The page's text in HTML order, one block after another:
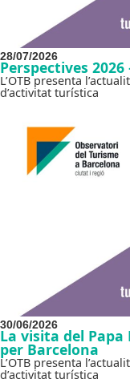
28/07/2026
Perspectives 2026
L’OTB presenta
d’activitat turística
30/06/2026
La visita del Papa
per Barcelona
L’OTB presenta
d’activitat turística